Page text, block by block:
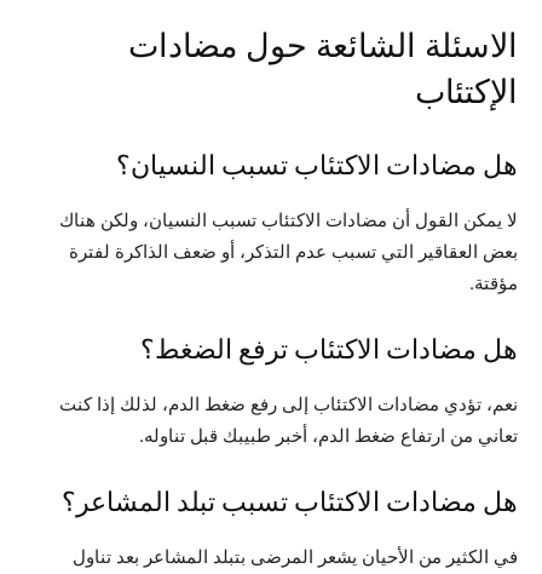
الاسئلة الشائعة حول مضادات
الإكتئاب
هل مضادات الاكتئاب تسبب النسيان؟
لا يمكن القول أن مضادات الاكتئاب تسبب النسيان، ولكن هناك
بعض العقاقير التي تسبب عدم التذكر، أو ضعف الذاكرة لفترة
مؤقتة.
هل مضادات الاكتئاب ترفع الضغط؟
نعم، تؤدي مضادات الاكتئاب إلى رفع ضغط الدم، لذلك إذا كنت
تعاني من ارتفاع ضغط الدم، أخبر طبيبك قبل تناوله.
هل مضادات الاكتئاب تسبب تبلد المشاعر؟
في الكثير من الأحيان يشعر المرضى بتبلد المشاعر بعد تناول